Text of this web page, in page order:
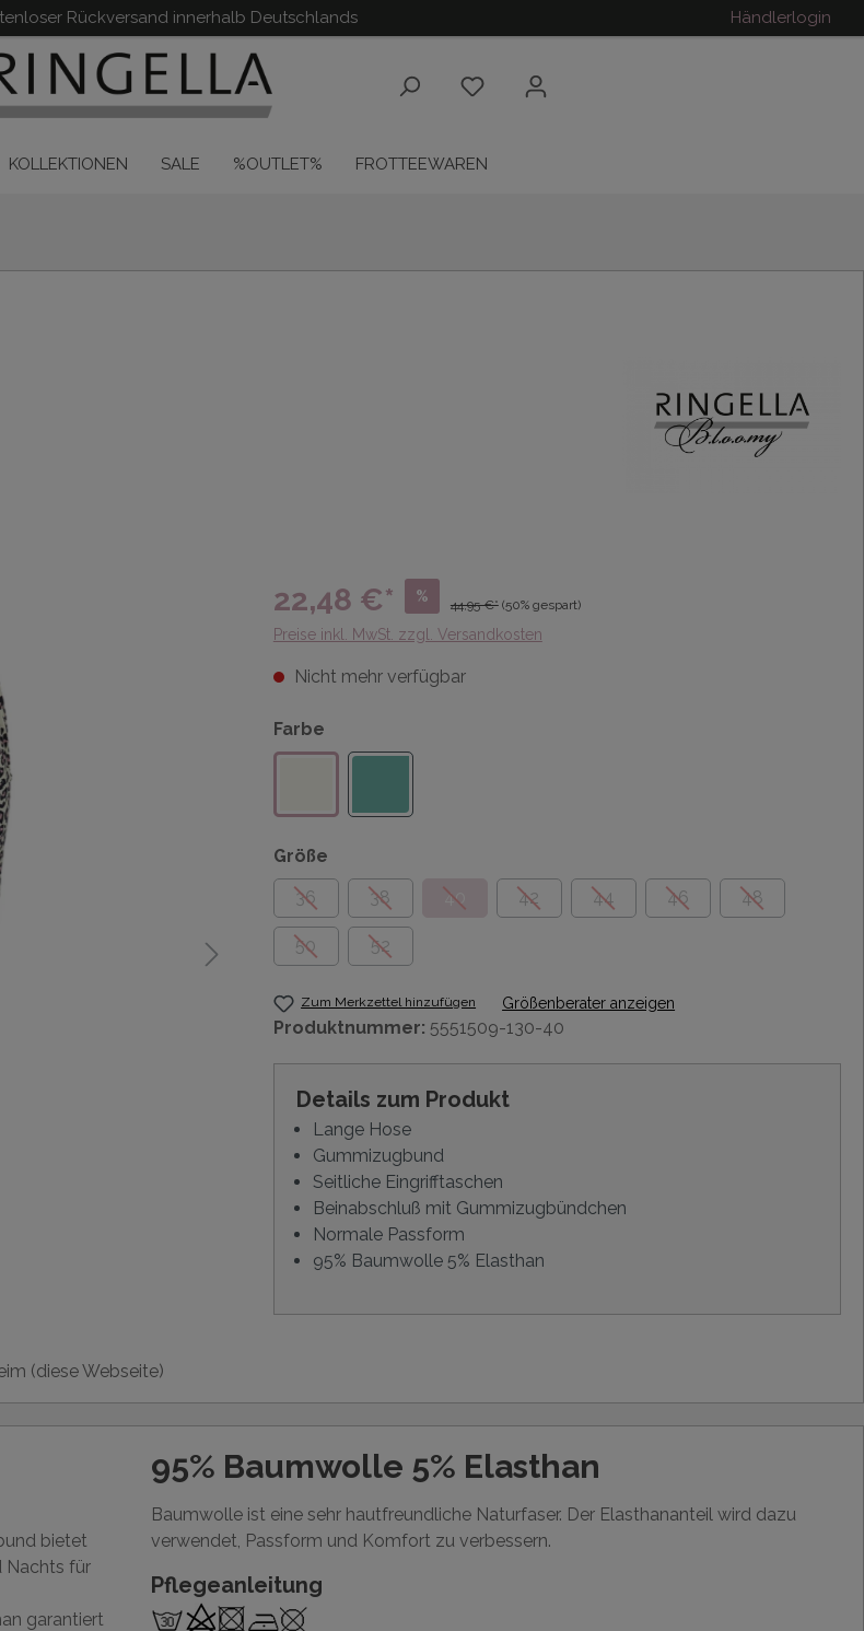
Rückversand innerhalb Deutschlands Händlerlogin
KOLLEKTIONEN SALE %OUTLET% FROTTEEWAREN
22,48 €* %
44,95 €* (50% gespart)
Preise inkl. MwSt. zzgl. Versandkosten
Nicht mehr verfügbar
Farbe
Größe
36
38 40 42 44 46 48
50 52
Zum Merkzettel hinzufügen Größenberater anzeigen
Produktnummer: 5551509-130-40
Details zum Produkt
Lange Hose
Gummizugbund
Seitliche Eingrifftaschen
Beinabschluß mit Gummizugbündchen
Normale Passform
95% Baumwolle 5% Elasthan
(diese Webseite)
bietet
Nachts für
garantiert
95% Baumwolle 5% Elasthan
Baumwolle ist eine sehr hautfreundliche Naturfaser. Der Elasthananteil wird dazu
verwendet, Passform und Komfort zu verbessern.
Pflegeanleitung